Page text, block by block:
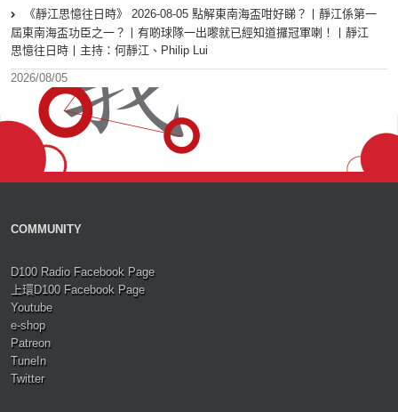
《靜江思憶往日時》 2026-08-05 點解東南海盃咁好睇？丨靜江係第一
屆東南海盃功臣之一？丨有啲球隊一出嚟就已經知道攞冠軍喇！丨靜江
思憶往日時丨主持：何靜江、Philip Lui
2026/08/05
COMMUNITY
D100 Radio Facebook Page
上環D100 Facebook Page
Youtube
e-shop
Patreon
TuneIn
Twitter